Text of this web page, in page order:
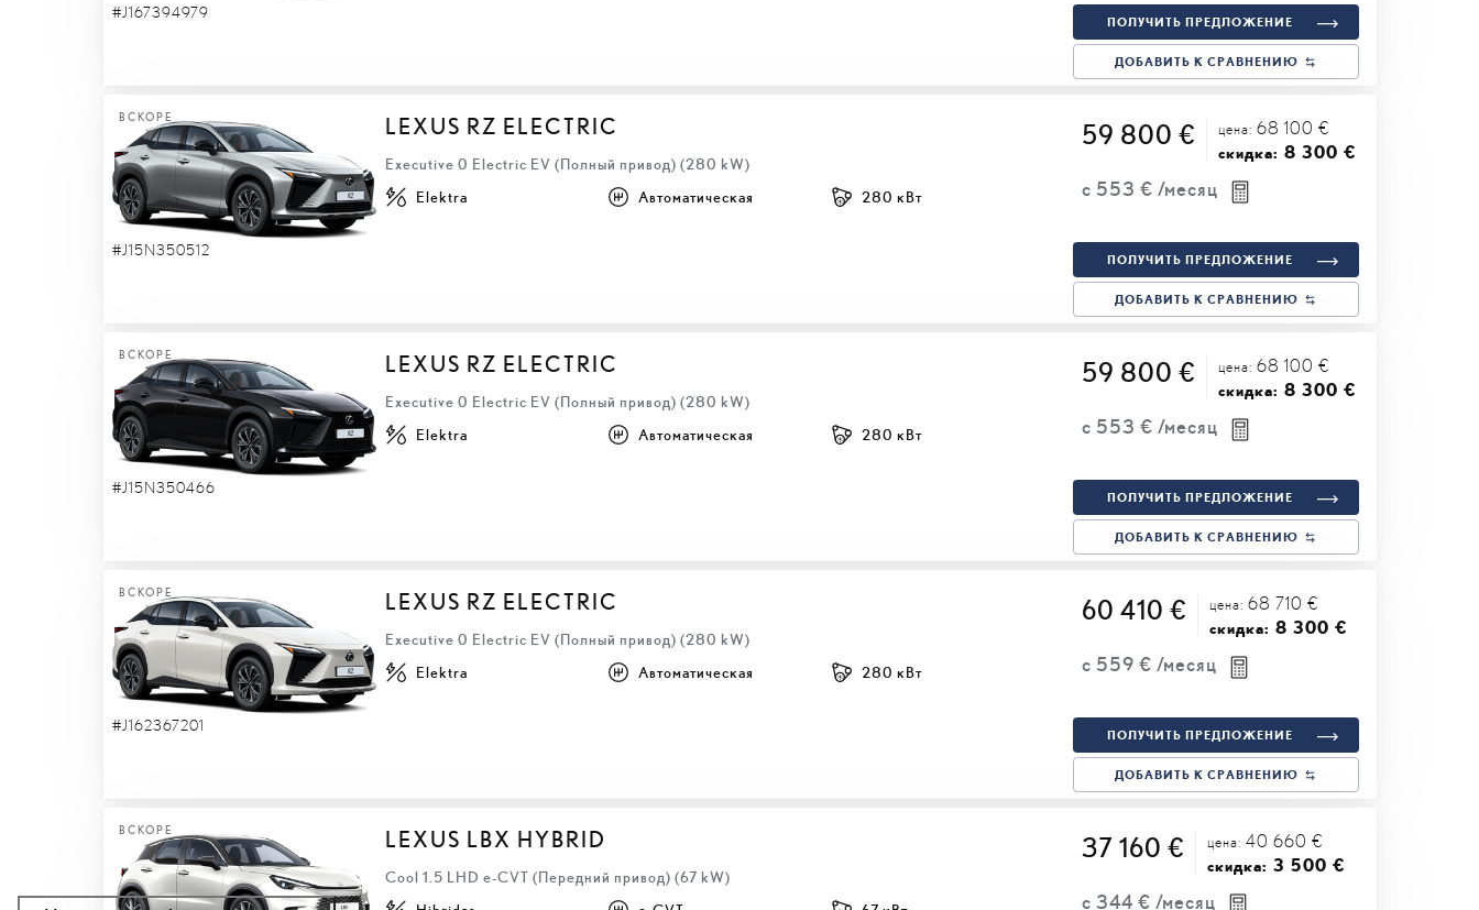
#J167394979 ПОЛУЧИТЬ ПРЕДЛОЖЕНИЕ
ДОБАВИТЬ К СРАВНЕНИЮ
ВСКОРЕ
#J15N350512
LEXUS RZ ELECTRIC
Executive 0 Electric EV (Полный привод) (280 kW)
59 800 € цена: 68 100 €
скидка: 8 300 €
с 553 € /месяц
Elektra Автоматическая 280 кВт
ПОЛУЧИТЬ ПРЕДЛОЖЕНИЕ
ДОБАВИТЬ К СРАВНЕНИЮ
ВСКОРЕ
#J15N350466
LEXUS RZ ELECTRIC
Executive 0 Electric EV (Полный привод) (280 kW)
59 800 € цена: 68 100 €
скидка: 8 300 €
с 553 € /месяц
Elektra Автоматическая 280 кВт
ПОЛУЧИТЬ ПРЕДЛОЖЕНИЕ
ДОБАВИТЬ К СРАВНЕНИЮ
ВСКОРЕ
#J162367201
LEXUS RZ ELECTRIC
Executive 0 Electric EV (Полный привод) (280 kW)
60 410 € цена: 68 710 €
скидка: 8 300 €
с 559 € /месяц
Elektra Автоматическая 280 кВт
ПОЛУЧИТЬ ПРЕДЛОЖЕНИЕ
ДОБАВИТЬ К СРАВНЕНИЮ
ВСКОРЕ LEXUS LBX HYBRID
Cool 1.5 LHD e-CVT (Передний привод) (67 kW)
37 160 € цена: 40 660 €
скидка: 3 500 €
с 344 € /месяц